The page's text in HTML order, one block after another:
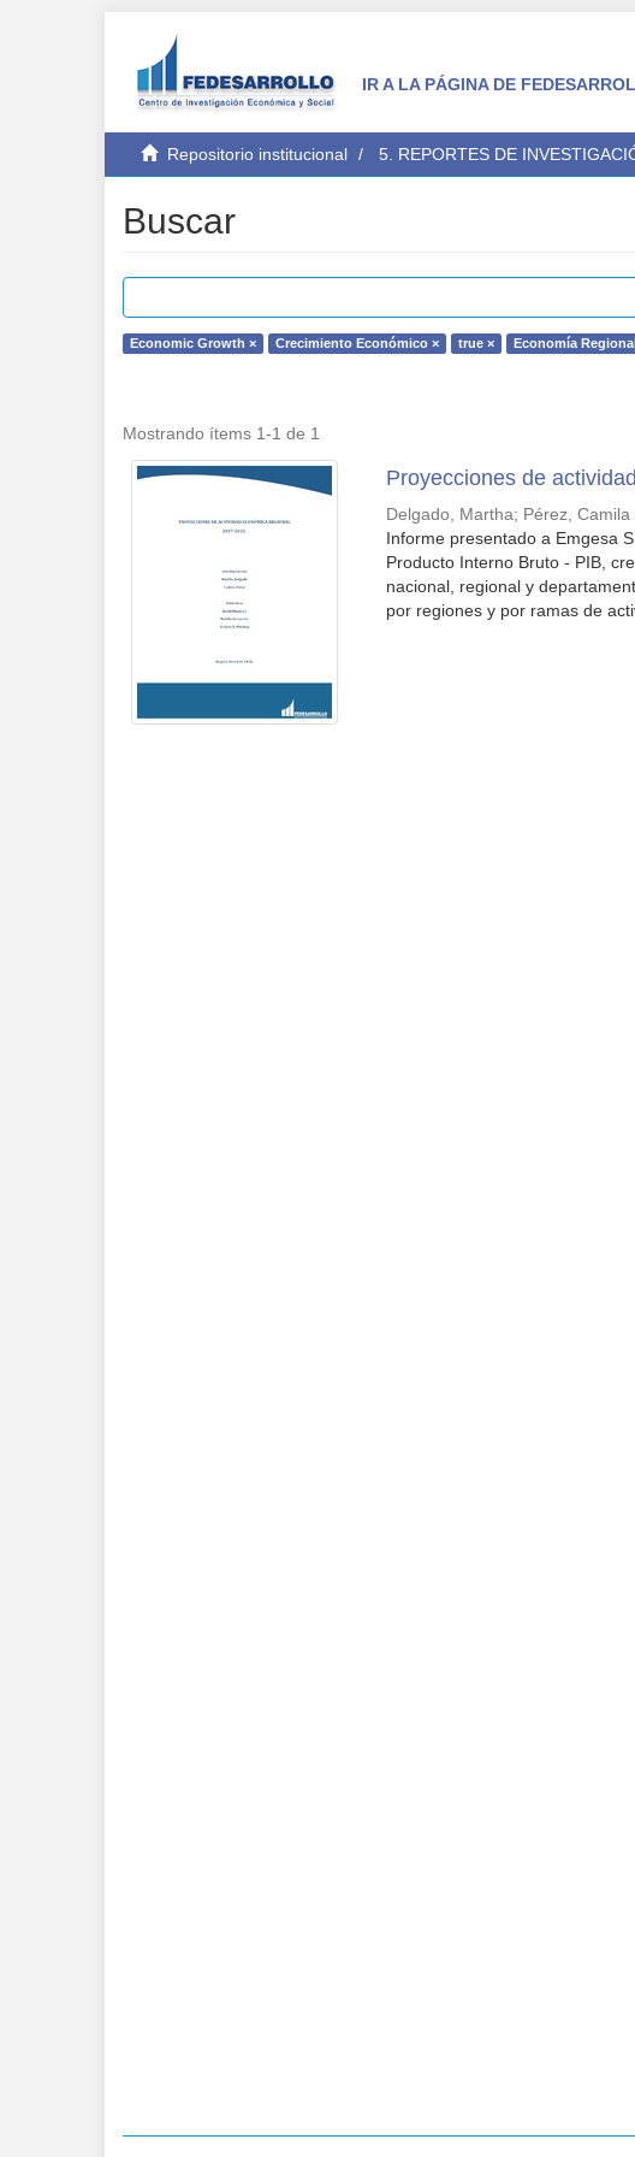
IR A LA PÁGINA DE
Repositorio institucional 5. REPORTES DE
Buscar
Economic Growth × Crecimiento Económico × true × Economía
Mostrando ítems 1-1 de 1
Proyecciones de
Delgado, Martha; Pérez, Camila
Informe presentado a Emgesa
Producto Interno Bruto - PIB,
nacional, regional y
por regiones y por ramas de